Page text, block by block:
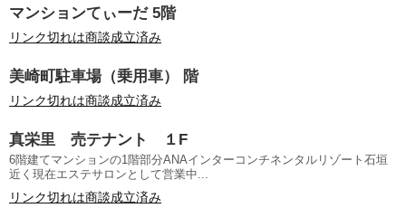
マンションてぃーだ 5階
リンク切れは商談成立済み
美崎町駐車場（乗用車） 階
リンク切れは商談成立済み
真栄里 売テナント １F
6階建てマンションの1階部分ANAインターコンチネンタルリゾート石垣
近く現在エステサロンとして営業中...
リンク切れは商談成立済み